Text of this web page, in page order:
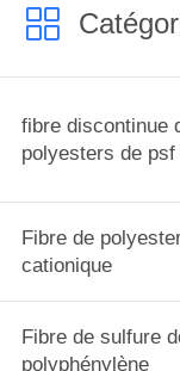
fibre discontinue
polyesters de psf
Fibre de
cationique
Fibre de sulfure
polyphénylène